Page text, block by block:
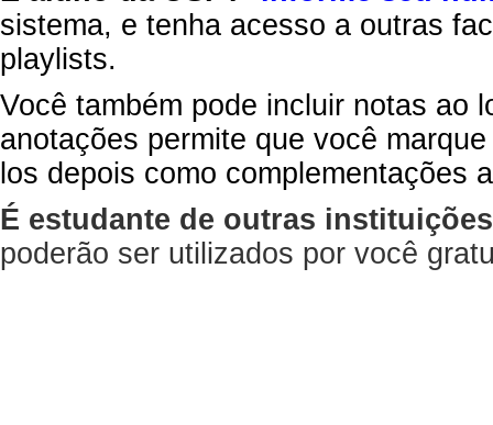
sistema, e tenha acesso a outras
playlists.
Você também pode incluir notas ao
anotações permite que você
los depois como complementações
É estudante de outras
poderão ser utilizados por você